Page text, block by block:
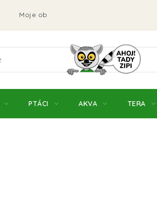
Moje objednávka Obchodní
PTÁCI AKVA TERA